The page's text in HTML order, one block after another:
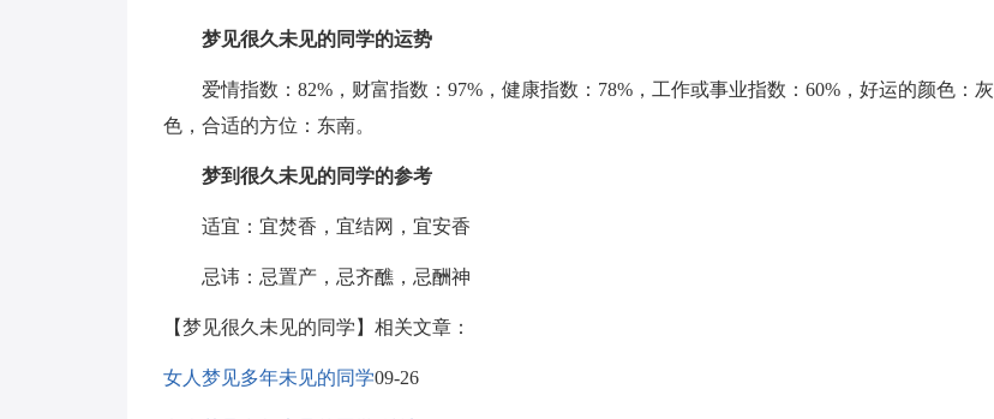
梦见很久未见的同学的运势
爱情指数：82%，财富指数：97%，健康指数：78%，工作或事业指数：60%，好运的颜色：灰
色，合适的方位：东南。
梦到很久未见的同学的参考
适宜：宜焚香，宜结网，宜安香
忌讳：忌置产，忌齐醮，忌酬神
【梦见很久未见的同学】相关文章：
女人梦见多年未见的同学09-26